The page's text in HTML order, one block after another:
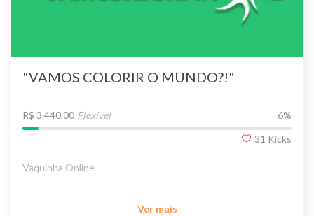
"VAMOS COLORIR O MUNDO?!"
R$ 3.440,00 Flexível 6%
31 Kicks
Vaquinha Online -
Ver mais